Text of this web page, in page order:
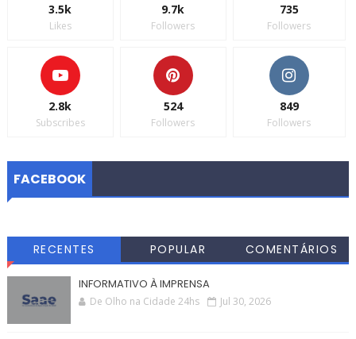
3.5k
Likes
9.7k
Followers
735
Followers
2.8k
Subscribes
524
Followers
849
Followers
FACEBOOK
RECENTES POPULAR COMENTÁRIOS
INFORMATIVO À IMPRENSA
De Olho na Cidade 24hs Jul 30, 2026